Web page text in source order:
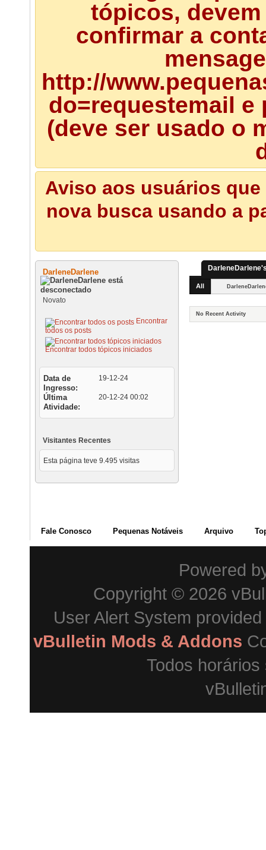
tópicos,
confirmar a
http://
do=requestemail
(deve ser usado o
Aviso aos usuários
nova busca usando a
DarleneDarlene
Novato
Encontrar
todos os posts
Encontrar todos tópicos iniciados
Data de
Ingresso
19-12-24
Última
Atividade
20-12-24 00:02
Visitantes Recentes
Esta página teve 9.495 visitas
All
No Recent Activity
Fale Conosco Pequenas Notáveis Arquivo
Powered
Copyright © 2026
User Alert System
vBulletin Mods & Addons
Todos